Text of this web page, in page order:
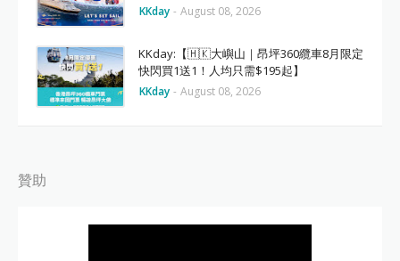
KKday - August 08, 2026
KKday:【🇭🇰大嶼山｜昂坪360纜車8月限定
快閃買1送1！人均只需$195起】
KKday - August 08, 2026
贊助